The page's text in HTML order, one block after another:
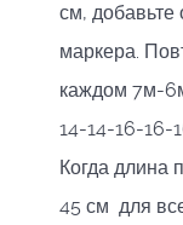
см, добавьте
маркера.
каждом 7м-
14-14-16-16-
Когда длина
45 см для